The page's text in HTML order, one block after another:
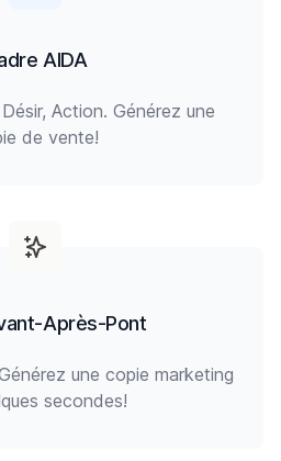
AIDA
Action. Générez une
de vente!
Après-Pont
une copie marketing
secondes!